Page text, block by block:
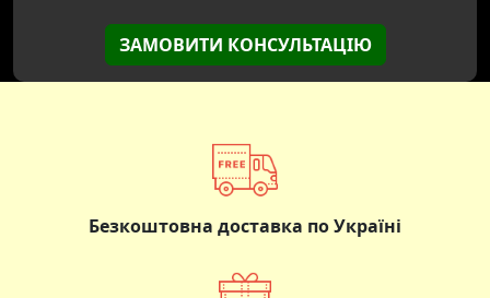
ЗАМОВИТИ КОНСУЛЬТАЦІЮ
Безкоштовна доставка по Україні